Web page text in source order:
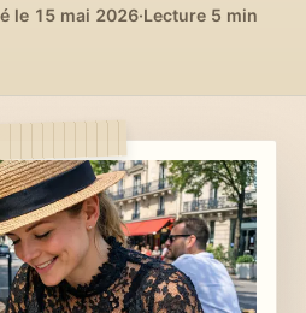
Héma ?
le 15 mai 2026·Lecture 5 min